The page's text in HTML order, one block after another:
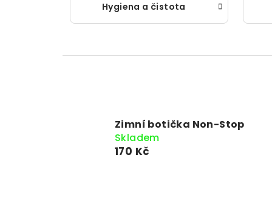
Hygiena a čistota
Zimní botička Non-Stop
Skladem
170 Kč